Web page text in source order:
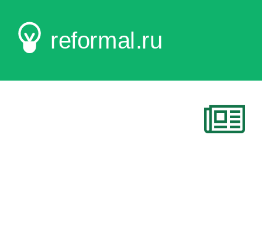
reformal.ru